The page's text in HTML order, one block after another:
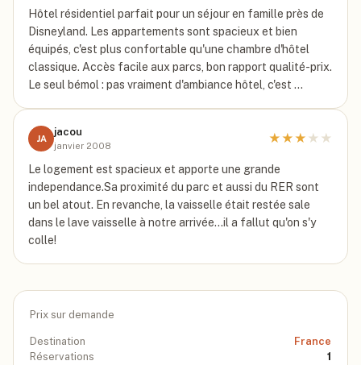
Hôtel résidentiel parfait pour un séjour en famille près de
Disneyland. Les appartements sont spacieux et bien
équipés, c'est plus confortable qu'une chambre d'hôtel
classique. Accès facile aux parcs, bon rapport qualité-prix.
Le seul bémol : pas vraiment d'ambiance hôtel, c'est …
JA
jacou
janvier 2008
★★★ ★ ★
Le logement est spacieux et apporte une grande
independance.Sa proximité du parc et aussi du RER sont
un bel atout. En revanche, la vaisselle était restée sale
dans le lave vaisselle à notre arrivée...il a fallut qu'on s'y
colle!
Prix sur demande
Destination
France
Réservations
1